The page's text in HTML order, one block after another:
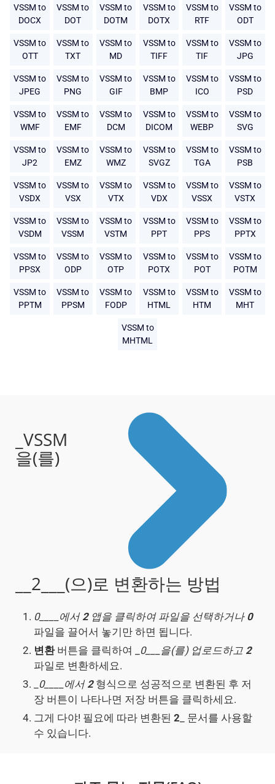
VSSM to
DOCX
VSSM to
DOT
VSSM to
DOTM
VSSM to
DOTX
VSSM to
RTF
VSSM to
ODT
VSSM to
OTT
VSSM to
TXT
VSSM to
MD
VSSM to
TIFF
VSSM to
TIF
VSSM to
JPG
VSSM to
JPEG
VSSM to
PNG
VSSM to
GIF
VSSM to
BMP
VSSM to
ICO
VSSM to
PSD
VSSM to
WMF
VSSM to
EMF
VSSM to
DCM
VSSM to
DICOM
VSSM to
WEBP
VSSM to
SVG
VSSM to
JP2
VSSM to
EMZ
VSSM to
WMZ
VSSM to
SVGZ
VSSM to
TGA
VSSM to
PSB
VSSM to
VSDX
VSSM to
VSX
VSSM to
VTX
VSSM to
VDX
VSSM to
VSSX
VSSM to
VSTX
VSSM to
VSDM
VSSM to
VSSM
VSSM to
VSTM
VSSM to
PPT
VSSM to
PPS
VSSM to
PPTX
VSSM to
PPSX
VSSM to
ODP
VSSM to
OTP
VSSM to
POTX
VSSM to
POT
VSSM to
POTM
VSSM to
PPTM
VSSM to
PPSM
VSSM to
FODP
VSSM to
HTML
VSSM to
HTM
VSSM to
MHT
VSSM to
MHTML
_VSSM
을(를)
__2___(으)로 변환하는 방법
0____에서 2앱을 클릭하여 파일을 선택하거나 0
파일을 끌어서 놓기만 하면 됩니다.
변환버튼을 클릭하여 _ 0___을(를) 업로드하고 2
파일로 변환하세요.
0____에서 2형식으로 성공적으로 변환된 후 저
장 버튼이 나타나면 저장 버튼을 클릭하세요.
그게 다야! 필요에 따라 변환된 2 _ 문서를 사용할
수 있습니다.